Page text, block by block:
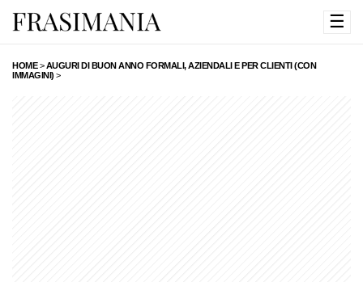
☰
HOME>AUGURI DI BUON ANNO FORMALI, AZIENDALI E PER CLIENTI (CON
IMMAGINI) >